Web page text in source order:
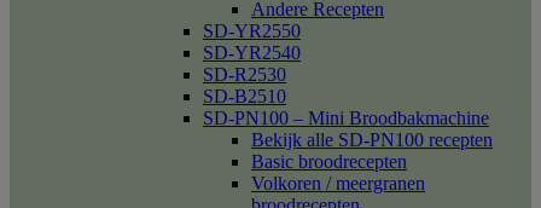
Andere Recepten
SD-YR2550
SD-YR2540
SD-R2530
SD-B2510
SD-PN100 – Mini Broodbakmachine
Bekijk alle SD-PN100 recepten
Basic broodrecepten
Volkoren / meergranen